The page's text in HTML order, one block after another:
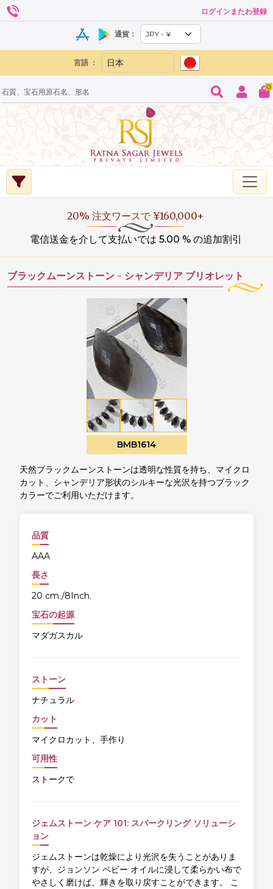
ログインまたわ登録
通貨：
言語 ：
0
20% 注文ワースで ¥160,000+
電信送金を介して支払いでは 5.00 % の追加割引
ブラックムーンストーン - シャンデリア ブリオレット
BMB1614
天然ブラックムーンストーンは透明な性質を持ち、マイクロ
カット、シャンデリア形状のシルキーな光沢を持つブラック
カラーでご利用いただけます。
品質
AAA
長さ
20 cm./8Inch.
宝石の起源
マダガスカル
ストーン
ナチュラル
カット
マイクロカット、手作り
可用性
ストークで
ジェムストーン ケア 101: スパークリング ソリューシ
ョン
ジェムストーンは乾燥により光沢を失うことがありま
すが、ジョンソン ベビー オイルに浸して柔らかい布で
やさしく磨けば、輝きを取り戻すことができます。 こ